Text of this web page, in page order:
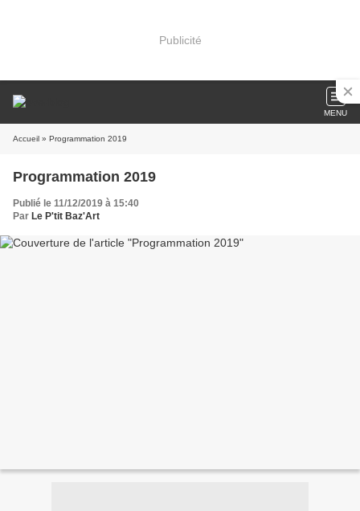
Publicité
MENU
Accueil » Programmation 2019
Programmation 2019
Publié le 11/12/2019 à 15:40
Par Le P'tit Baz'Art